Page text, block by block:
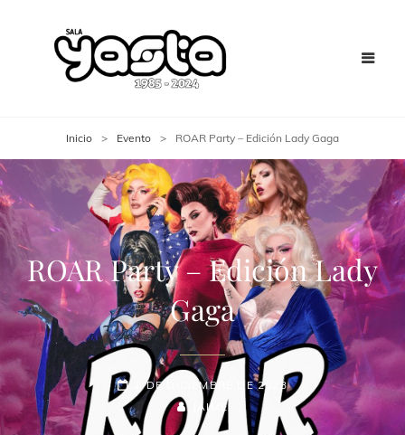
Inicio > Evento > ROAR Party – Edición Lady Gaga
ROAR Party – Edición Lady
Gaga
2 DE DICIEMBRE DE 2023
JAIME